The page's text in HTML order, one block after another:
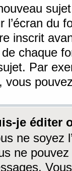
l’écran du
inscrit
chaque
Par
vous
je éditer
ne soyez
ne